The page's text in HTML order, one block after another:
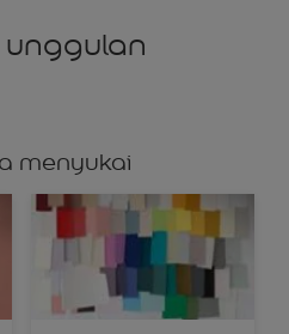
menyukai